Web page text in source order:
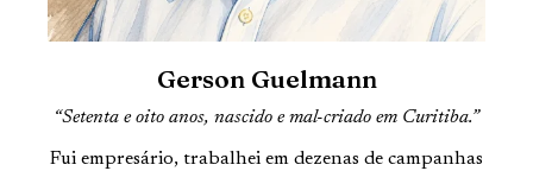
Gerson Guelmann
“Setenta e oito anos, nascido e mal-criado em Curitiba.”
Fui empresário, trabalhei em dezenas de campanhas